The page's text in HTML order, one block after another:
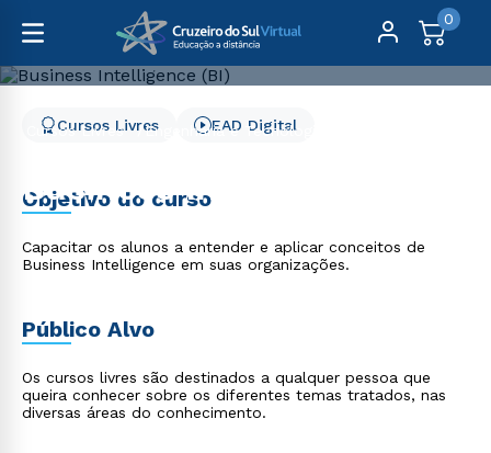
0
Cursos Livres
Engenharia e Tecnologia
Business Intelligence (BI)
- 2 meses
Cursos Livres EAD Digital
Objetivo do curso
Capacitar os alunos a entender e aplicar conceitos de
Business Intelligence em suas organizações.
Público Alvo
Os cursos livres são destinados a qualquer pessoa que
queira conhecer sobre os diferentes temas tratados, nas
diversas áreas do conhecimento.